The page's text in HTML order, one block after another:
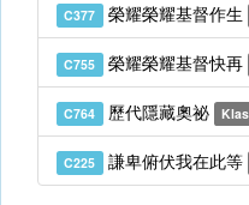
C377 榮耀榮耀基督作生
C755 榮耀榮耀基督快再
C764 歷代隱藏奧祕
C225 謙卑俯伏我在此等